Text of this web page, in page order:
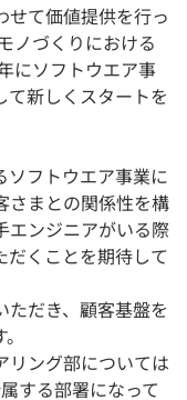
せて価値提供を行っ
ノづくりにおける
にソフトウエア事
て新しくスタートを
ソフトウエア事業に
さまとの関係性を構
エンジニアがいる際
だくことを期待して
ただき、顧客基盤を
リング部については
する部署になって